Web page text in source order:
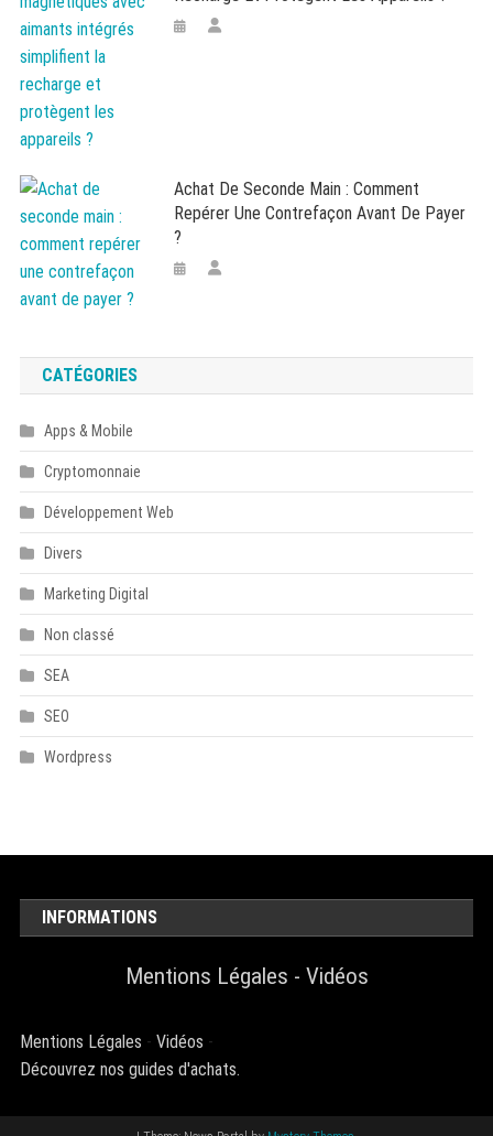
Achat De Seconde Main : Comment
Repérer Une Contrefaçon Avant De Payer
?
CATÉGORIES
Apps & Mobile
Cryptomonnaie
Développement Web
Divers
Marketing Digital
Non classé
SEA
SEO
Wordpress
INFORMATIONS
Mentions Légales - Vidéos
Mentions Légales -Vidéos -
Découvrez nos guides d'achats.